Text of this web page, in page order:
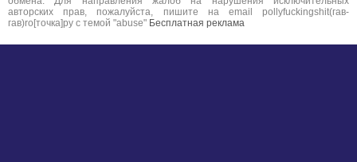
авторских прав, пожалуйста, пишите на email pollyfuckingshit(гав-
гав)ro[точка]ру с темой "abuse" Бесплатная реклама